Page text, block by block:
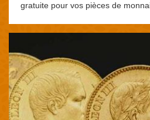
gratuite pour vos pièces de